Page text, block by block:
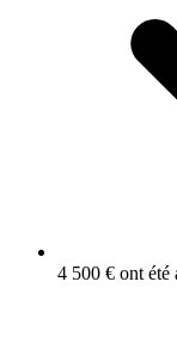
4 500 € ont été